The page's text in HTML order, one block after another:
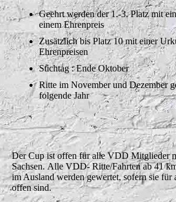
Geehrt werden der 1.-3. Platz mit
einem Ehrenpreis
Zusätzlich bis Platz 10 mit einer
Ehrenpreisen
Stichtag : Ende Oktober
Ritte im November und Dezember
folgende Jahr
Der Cup ist offen für alle VDD Mitglieder
Sachsen. Alle VDD- Ritte/Fahrten ab 41
im Ausland werden gewertet, sofern sie für
offen sind.